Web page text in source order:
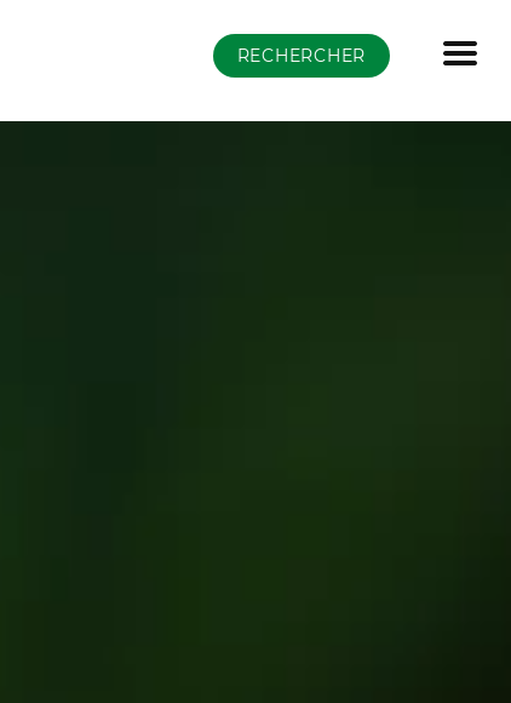
RECHERCHER